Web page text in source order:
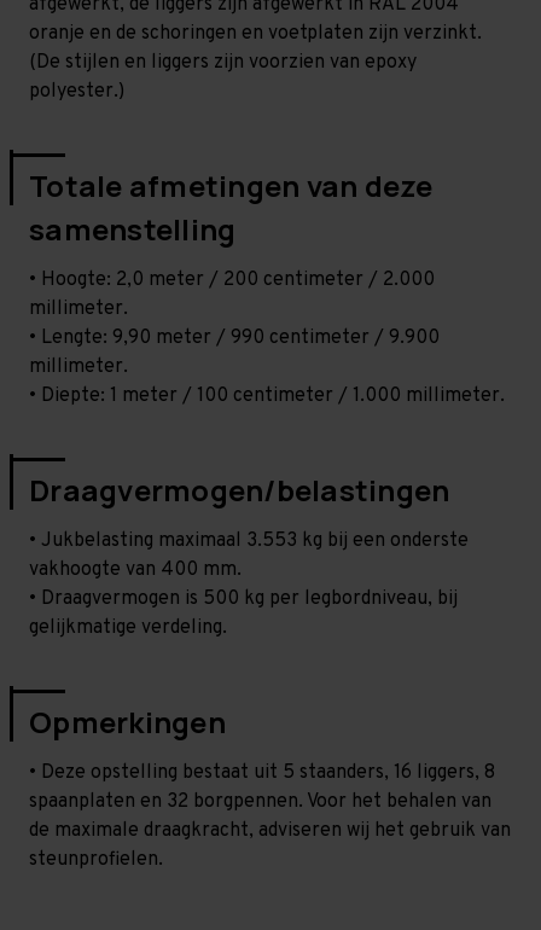
oranje en de schoringen en voetplaten zijn verzinkt.
(De stijlen en liggers zijn voorzien van epoxy
polyester.)
Totale afmetingen van deze
samenstelling
• Hoogte: 2,0 meter / 200 centimeter / 2.000
millimeter.
• Lengte: 9,90 meter / 990 centimeter / 9.900
millimeter.
• Diepte: 1 meter / 100 centimeter / 1.000 millimeter.
Draagvermogen/belastingen
• Jukbelasting maximaal 3.553 kg bij een onderste
vakhoogte van 400 mm.
• Draagvermogen is 500 kg per legbordniveau, bij
gelijkmatige verdeling.
Opmerkingen
• Deze opstelling bestaat uit 5 staanders, 16 liggers, 8
spaanplaten en 32 borgpennen. Voor het behalen van
de maximale draagkracht, adviseren wij het gebruik van
steunprofielen.